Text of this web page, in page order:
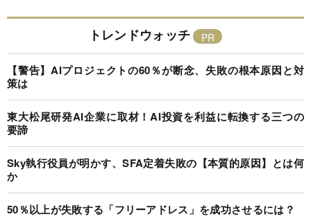
トレンドウォッチ
【警告】AIプロジェクトの60％が断念、失敗の根本原因と対
策は
東大松尾研発AI企業に取材！AI投資を利益に転換する三つの
要諦
Sky執行役員が明かす、SFA定着失敗の【本質的原因】とは何
か
50％以上が失敗する「フリーアドレス」を成功させるには？